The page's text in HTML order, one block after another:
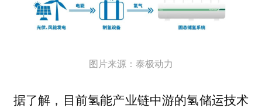
图片来源：泰极动力
据了解， 目前氢能产业链中游的氢储运技术